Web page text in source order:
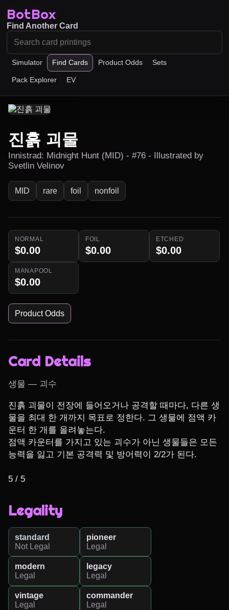
BotBox
Simulator Find Cards Product Odds Sets
Pack Explorer EV
Find Another Card
진흙 괴물
Innistrad: Midnight Hunt (MID) - #76 - Illustrated by
Svetlin Velinov
MID rare foil nonfoil
NORMAL
$0.00
FOIL
$0.00
ETCHED
$0.00
MANAPOOL
$0.00
Product Odds
Card Details
생물 — 괴수
진흙 괴물이 전장에 들어오거나 공격할 때마다, 다른 생
물을 최대 한 개까지 목표로 정한다. 그 생물에 점액 카
운터 한 개를 올려놓는다.
점액 카운터를 가지고 있는 괴수가 아닌 생물들은 모든
능력을 잃고 기본 공격력 및 방어력이 2/2가 된다.
5 / 5
Legality
standard
Not Legal
pioneer
Legal
modern
Legal
legacy
Legal
vintage
Legal
commander
Legal